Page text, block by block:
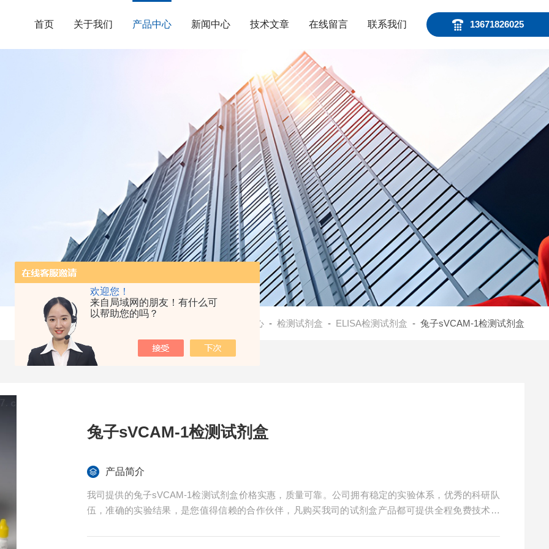
欢迎您！
来自局域网的朋友！有什么可
以帮助您的吗？
13671826025
首页 关于我们 产品中心 新闻中心 技术文章 在线留言 联系我们
产品中心- 检测试剂盒 - ELISA检测试剂盒 - 兔子sVCAM-1检测试剂盒
兔子sVCAM-1检测试剂盒
产品简介
我司提供的兔子sVCAM-1检测试剂盒价格实惠，质量可靠。公司拥有稳定的实验体系，优秀的科研队
伍，准确的实验结果，是您值得信赖的合作伙伴，凡购买我司的试剂盒产品都可提供全程免费技术指